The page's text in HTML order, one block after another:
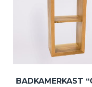
BADKAMERKAST